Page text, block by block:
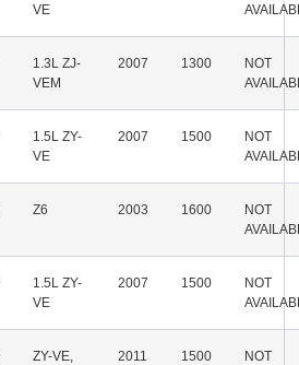
VE
1.3L ZJ-
VEM
2007 1300
NOT
1.5L ZY-
VE
2007 1500
NOT
Z6 2003 1600
NOT
1.5L ZY-
VE
2007 1500
NOT
ZY-VE,
2011 1500
NOT